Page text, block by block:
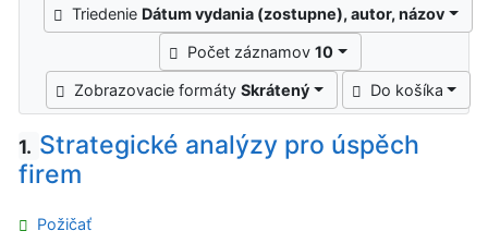
Triedenie Dátum vydania (zostupne), autor, názov
Počet záznamov10
Zobrazovacie formátySkrátený Do košíka
1. Strategické analýzy pro úspěch
firem
Požičať